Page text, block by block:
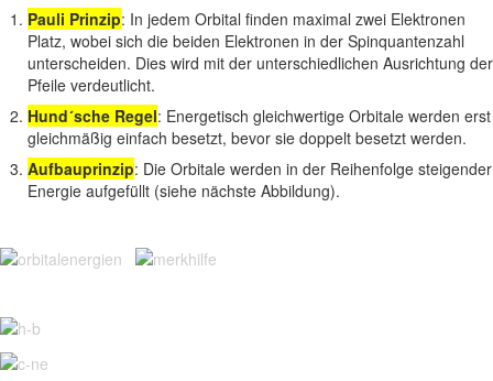
Pauli Prinzip: In jedem Orbital finden maximal zwei Elektronen
Platz, wobei sich die beiden Elektronen in der Spinquantenzahl
unterscheiden. Dies wird mit der unterschiedlichen Ausrichtung der
Pfeile verdeutlicht.
Hund´sche Regel: Energetisch gleichwertige Orbitale werden erst
gleichmäßig einfach besetzt, bevor sie doppelt besetzt werden.
Aufbauprinzip: Die Orbitale werden in der Reihenfolge steigender
Energie aufgefüllt (siehe nächste Abbildung).